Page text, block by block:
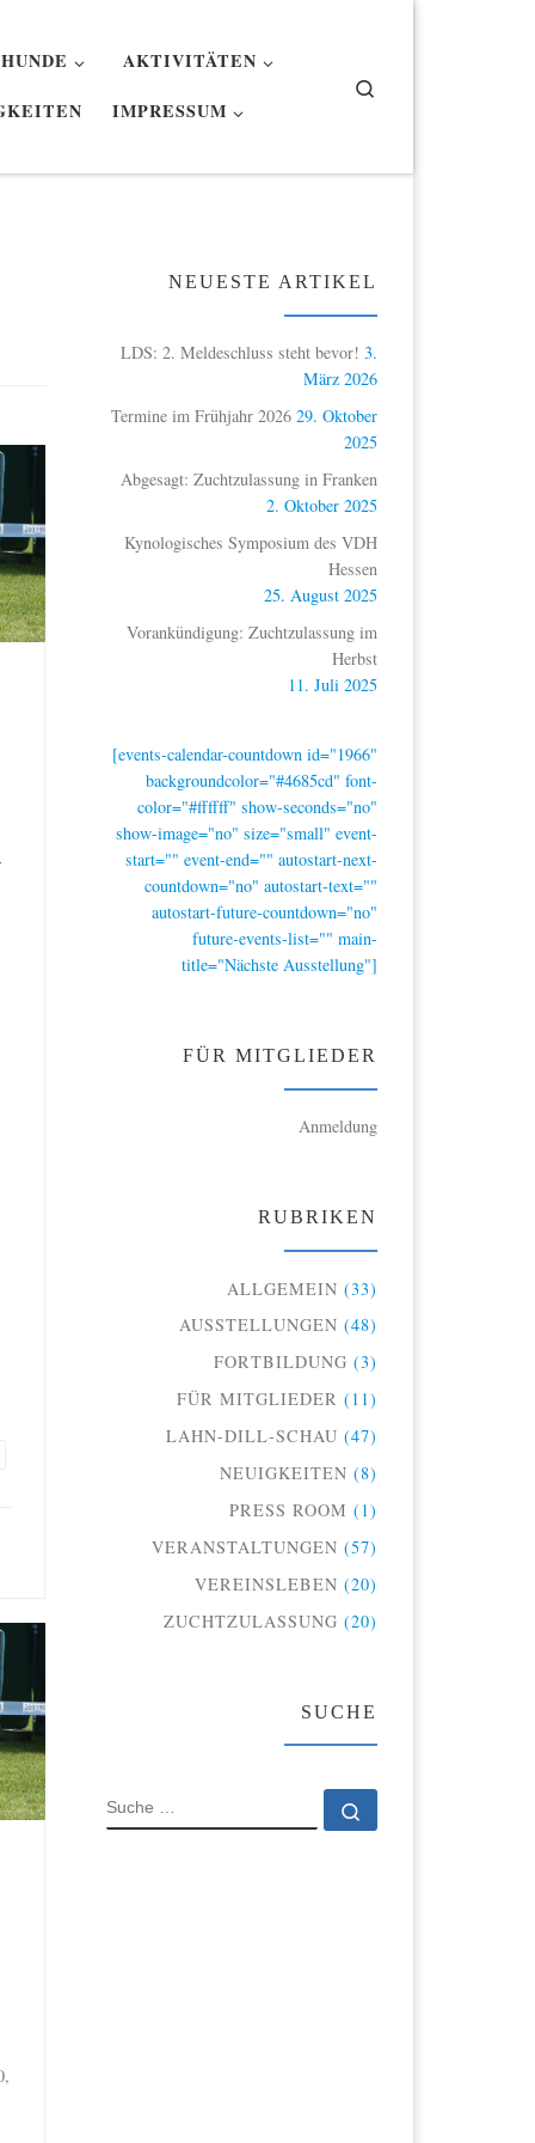
AKTIVITÄTEN
IMPRESSUM
NEUESTE ARTIKEL
LDS: 2. Meldeschluss steht bevor! 3.
März 2026
Termine im Frühjahr 2026 29. Oktober
2025
Abgesagt: Zuchtzulassung in Franken
2. Oktober 2025
Kynologisches Symposium des VDH
Hessen
25. August 2025
Vorankündigung: Zuchtzulassung im
Herbst
11. Juli 2025
[events-calendar-countdown id="1966"
backgroundcolor="#4685cd" font-
color="#ffffff" show-seconds="no"
show-image="no" size="small" event-
start="" event-end="" autostart-next-
countdown="no" autostart-text=""
autostart-future-countdown="no"
future-events-list="" main-
title="Nächste Ausstellung"]
FÜR MITGLIEDER
Anmeldung
RUBRIKEN
ALLGEMEIN (33)
AUSSTELLUNGEN (48)
FORTBILDUNG (3)
FÜR MITGLIEDER (11)
LAHN-DILL-SCHAU (47)
NEUIGKEITEN (8)
PRESS ROOM (1)
VERANSTALTUNGEN (57)
VEREINSLEBEN (20)
ZUCHTZULASSUNG (20)
SUCHE
SUCHE